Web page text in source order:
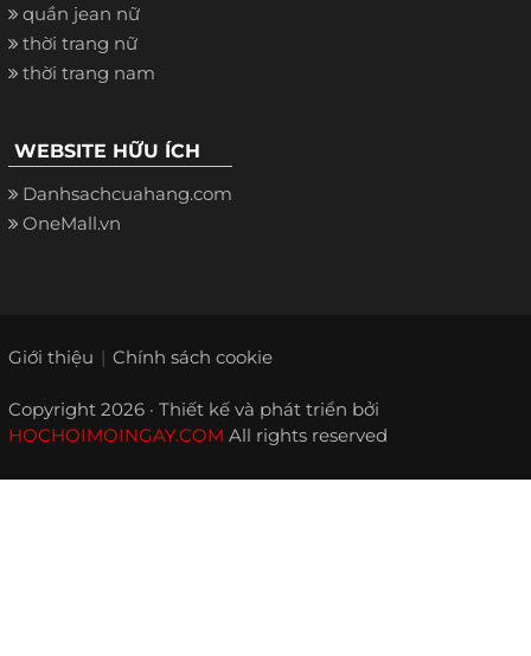
quần jean nữ
thời trang nữ
thời trang nam
WEBSITE HỮU ÍCH
Danhsachcuahang.com
OneMall.vn
Giới thiệu Chính sách cookie
Copyright 2026 · Thiết kế và phát triển bởi
HOCHOIMOINGAY.COM All rights reserved